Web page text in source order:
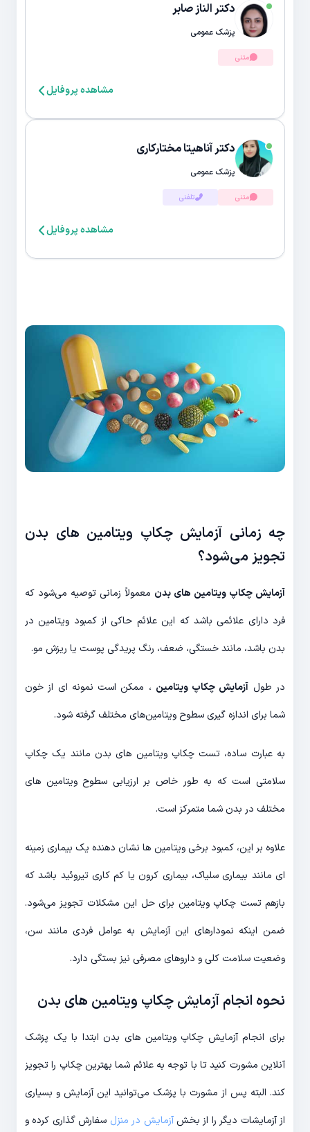
دکتر الناز صابر
پزشک عمومی
متنی
مشاهده پروفایل
دکتر آناهیتا مختارکاری
پزشک عمومی
متنی تلفنی
مشاهده پروفایل
چه زمانی آزمایش چکاپ ویتامین های بدن
تجویز می‌شود؟
آزمایش چکاپ ویتامین های بدن معمولاً زمانی توصیه می‌شود که
فرد دارای علائمی باشد که این علائم حاکی از کمبود ویتامین در
بدن باشد، مانند خستگی، ضعف، رنگ پریدگی پوست یا ریزش مو.
در طول آزمایش چکاپ ویتامین ، ممکن است نمونه ای از خون
شما برای اندازه گیری سطوح ویتامین‌های مختلف گرفته شود.
به عبارت ساده، تست چکاپ ویتامین های بدن مانند یک چکاپ
سلامتی است که به طور خاص بر ارزیابی سطوح ویتامین های
مختلف در بدن شما متمرکز است.
علاوه بر این، کمبود برخی ویتامین ها نشان دهنده یک بیماری زمینه
ای مانند بیماری سلیاک، بیماری کرون یا کم کاری تیروئید باشد که
بازهم تست چکاپ ویتامین‌ برای حل این مشکلات تجویز می‌شود.
ضمن اینکه نمودارهای این آزمایش‌ به عوامل فردی مانند سن،
وضعیت سلامت کلی و داروهای مصرفی نیز بستگی دارد.
نحوه انجام آزمایش چکاپ ویتامین های بدن
برای انجام آزمایش چکاپ ویتامین های بدن ابتدا با یک پزشک
آنلاین مشورت کنید تا با توجه به علائم شما بهترین چکاپ را تجویز
کند. البته پس از مشورت با پزشک می‌توانید این آزمایش و بسیاری
از آزمایشات دیگر را از بخشآزمایش در منزل سفارش گذاری کرده و